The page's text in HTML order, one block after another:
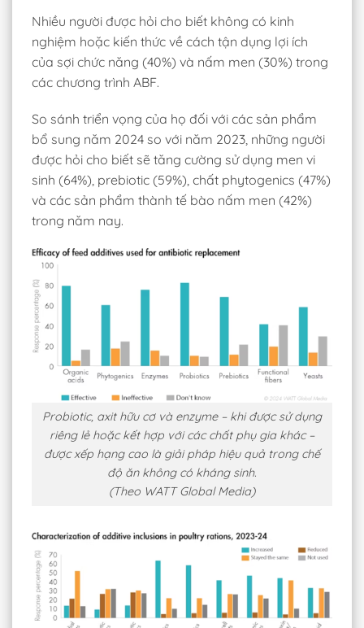
Nhiều người được hỏi cho biết không có kinh
nghiệm hoặc kiến thức về cách tận dụng lợi ích
của sợi chức năng (40%) và nấm men (30%) trong
các chương trình ABF.
So sánh triển vọng của họ đối với các sản phẩm
bổ sung năm 2024 so với năm 2023, những người
được hỏi cho biết sẽ tăng cường sử dụng men vi
sinh (64%), prebiotic (59%), chất phytogenics (47%)
và các sản phẩm thành tế bào nấm men (42%)
trong năm nay.
Probiotic, axit hữu cơ và enzyme – khi được sử dụng
riêng lẻ hoặc kết hợp với các chất phụ gia khác –
được xếp hạng cao là giải pháp hiệu quả trong chế
độ ăn không có kháng sinh.
(Theo WATT Global Media)